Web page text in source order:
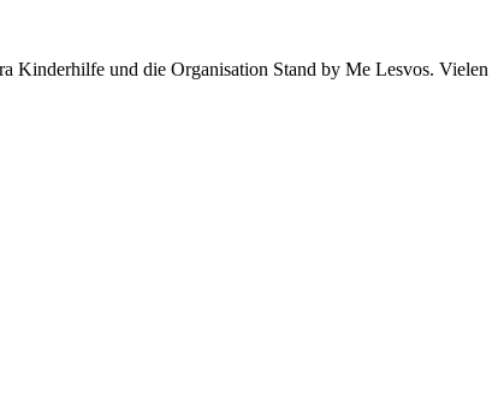
Kinderhilfe und die Organisation Stand by Me Lesvos. Vielen